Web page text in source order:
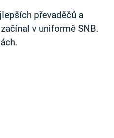
převaděčů a
v uniformě SNB.